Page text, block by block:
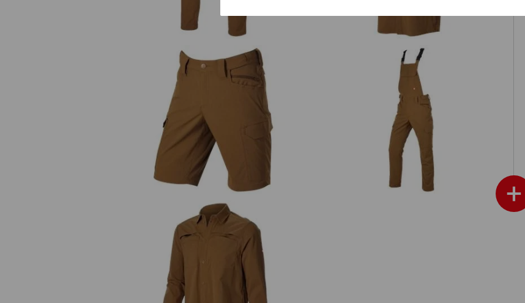
+
Short e.s.t:aktik light ripstop Salopette e.s.t:aktik light ripstop
Camicia da lavoro e.s.t:aktik, a manica